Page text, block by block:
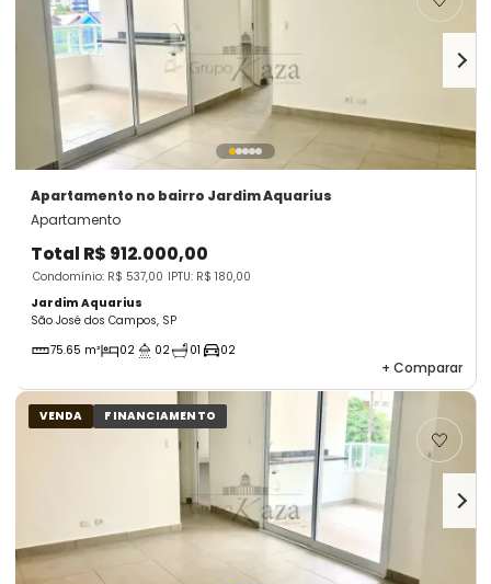
Apartamento no bairro Jardim Aquarius
Apartamento
Total R$ 912.000,00
Condomínio: R$ 537,00 IPTU: R$ 180,00
Jardim Aquarius
São José dos Campos, SP
75.65 m²
02 02 01 02
+ Comparar
VENDA FINANCIAMENTO